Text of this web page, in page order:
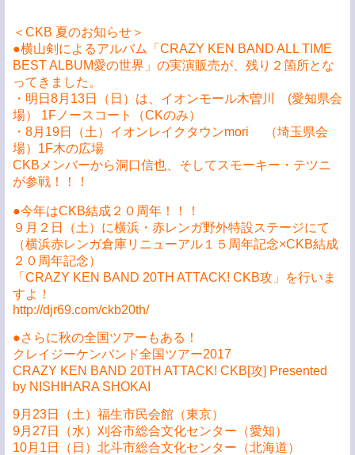
＜CKB 夏のお知らせ＞
●横山剣によるアルバム「CRAZY KEN BAND ALL TIME
BEST ALBUM愛の世界」の実演販売が、残り２箇所とな
ってきました。
・明日8月13日（日）は、イオンモール木曽川 (愛知県会
場） 1Fノースコート（CKのみ）
・8月19日（土）イオンレイクタウンmori （埼玉県会
場）1F木の広場
CKBメンバーから洞口信也、そしてスモーキー・テツニ
が参戦！！！
●今年はCKB結成２０周年！！！
９月２日（土）に横浜・赤レンガ野外特設ステージにて
（横浜赤レンガ倉庫リニューアル１５周年記念×CKB結成
２０周年記念）
「CRAZY KEN BAND 20TH ATTACK! CKB攻」を行いま
すよ！
http://djr69.com/ckb20th/
●さらに秋の全国ツアーもある！
クレイジーケンバンド全国ツアー2017
CRAZY KEN BAND 20TH ATTACK! CKB[攻] Presented
by NISHIHARA SHOKAI
9月23日（土）福生市民会館（東京）
9月27日（水）刈谷市総合文化センター（愛知）
10月1日（日）北斗市総合文化センター（北海道）